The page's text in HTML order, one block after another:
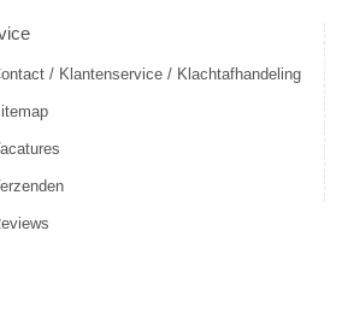
/ Klantenservice / Klachtafhandeling